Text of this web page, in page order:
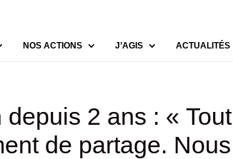
NOS ACTIONS J’AGIS ACTUALITÉS
2 ans : « Tout
de partage. Nous